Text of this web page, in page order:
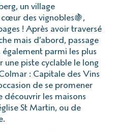
un village
cœur des vignobles🍇,
! Après avoir traversé
mais d’abord, passage
parmi les plus
une piste cyclable le long
: Capitale des Vins
de se promener
découvrir les maisons
St Martin, ou de